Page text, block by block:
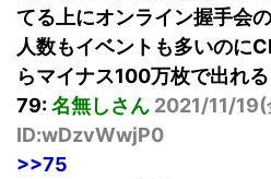
てる上にオンライン握手会
人数もイベントも多いのに
らマイナス100万枚で出れ
79:名無しさん 2021/11/19(
ID:wDzvWwjP0
>>75